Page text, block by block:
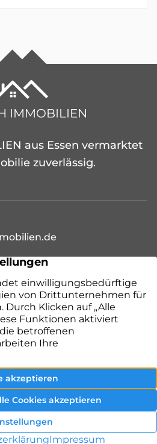
IMMOBILIEN
aus Essen vermarktet
zuverlässig.
Wertermittlung
Ratgeber
Impressum